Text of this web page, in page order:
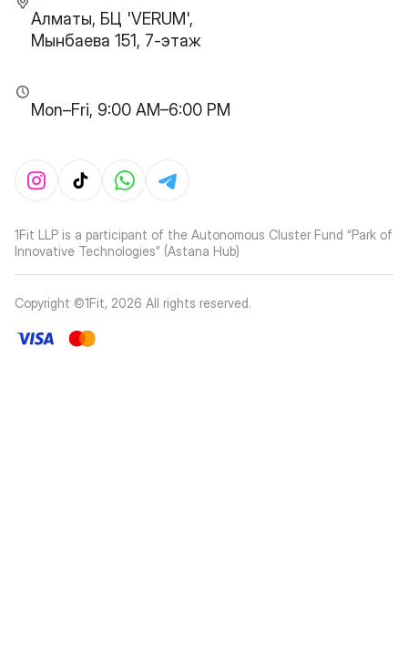
Алматы, БЦ 'VERUM',
Мынбаева 151, 7-этаж
Mon–Fri, 9:00 AM–6:00 PM
1Fit LLP is a participant of the Autonomous Cluster Fund “Park of
Innovative Technologies” (Astana Hub)
Copyright ©1Fit, 2026 All rights reserved.